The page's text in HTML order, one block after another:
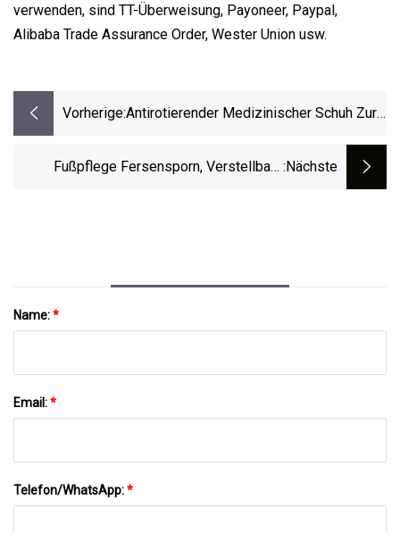
verwenden, sind TT-Überweisung, Payoneer, Paypal,
Alibaba Trade Assurance Order, Wester Union usw.
Vorherige:Antirotierender Medizinischer Schuh Zur
Schnellen Genesung
Fußpflege Fersensporn, Verstellbare :nächste
Name:*
Email:*
Telefon/WhatsApp:*